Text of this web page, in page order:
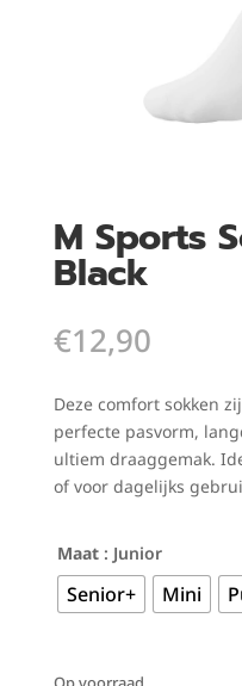
M Sports
Black
€12,90
Deze comfort sokken
perfecte pasvorm,
ultiem draaggemak.
of voor dagelijks
Maat : Junior
Senior+ Mini